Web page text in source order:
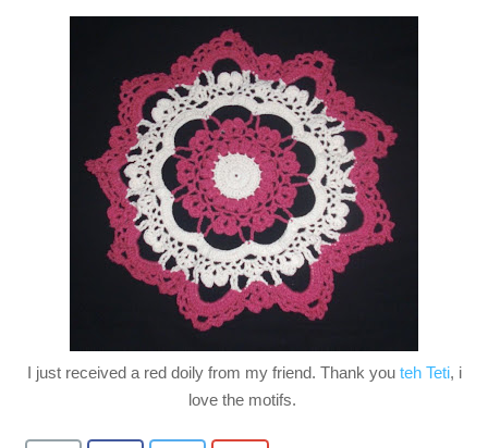
I just received a red doily from my friend. Thank you teh Teti, i
love the motifs.